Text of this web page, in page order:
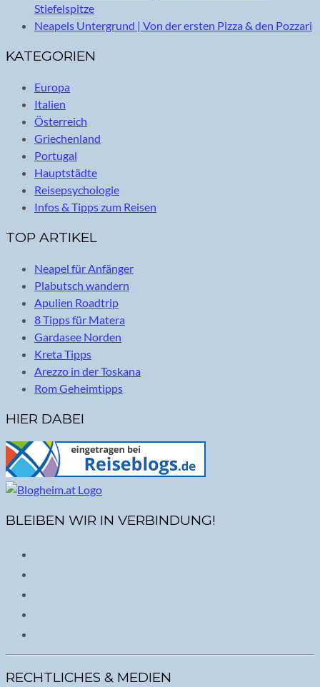
Stiefelspitze
Neapels Untergrund | Von der ersten Pizza & den Pozzari
KATEGORIEN
Europa
Italien
Österreich
Griechenland
Portugal
Hauptstädte
Reisepsychologie
Infos & Tipps zum Reisen
TOP ARTIKEL
Neapel für Anfänger
Plabutsch wandern
Apulien Roadtrip
8 Tipps für Matera
Gardasee Norden
Kreta Tipps
Arezzo in der Toskana
Rom Geheimtipps
HIER DABEI
BLEIBEN WIR IN VERBINDUNG!
RECHTLICHES & MEDIEN